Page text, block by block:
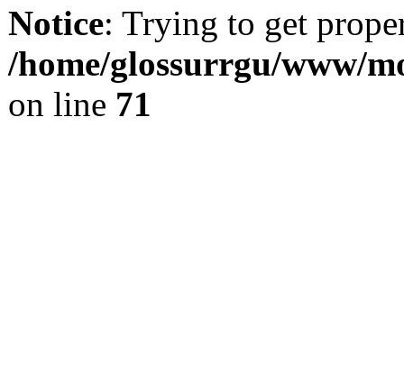
Notice: Trying to get
/home/glossurrgu/www/
on line 71